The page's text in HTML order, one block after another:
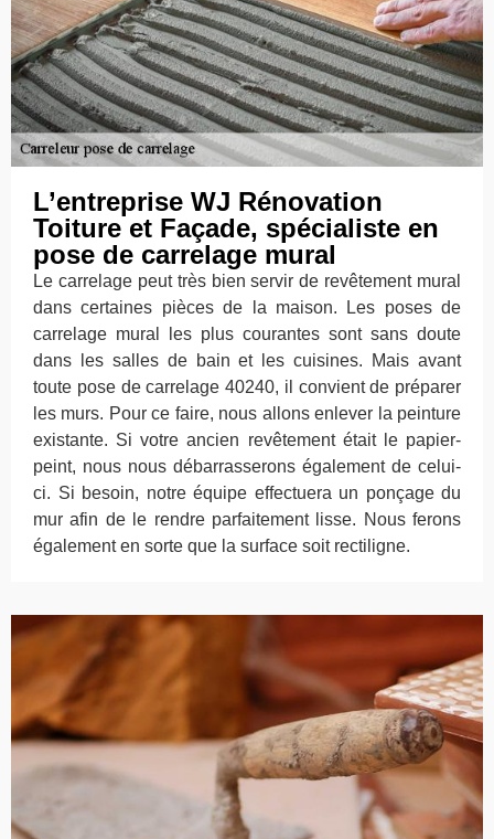
L’entreprise WJ Rénovation
Toiture et Façade, spécialiste en
pose de carrelage mural
Le carrelage peut très bien servir de revêtement mural
dans certaines pièces de la maison. Les poses de
carrelage mural les plus courantes sont sans doute
dans les salles de bain et les cuisines. Mais avant
toute pose de carrelage 40240, il convient de préparer
les murs. Pour ce faire, nous allons enlever la peinture
existante. Si votre ancien revêtement était le papier-
peint, nous nous débarrasserons également de celui-
ci. Si besoin, notre équipe effectuera un ponçage du
mur afin de le rendre parfaitement lisse. Nous ferons
également en sorte que la surface soit rectiligne.